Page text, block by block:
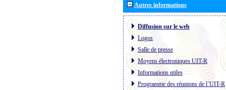
Autres informations
Diffusion sur le web
Logos
Salle de presse
Moyens électroniques UIT-R
Informations utiles
Programme des réunions de l´UIT-R